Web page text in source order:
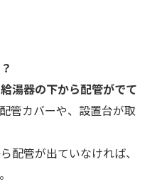
給湯器の下から配管がでて
管カバーや、設置台が取
配管が出ていなければ、